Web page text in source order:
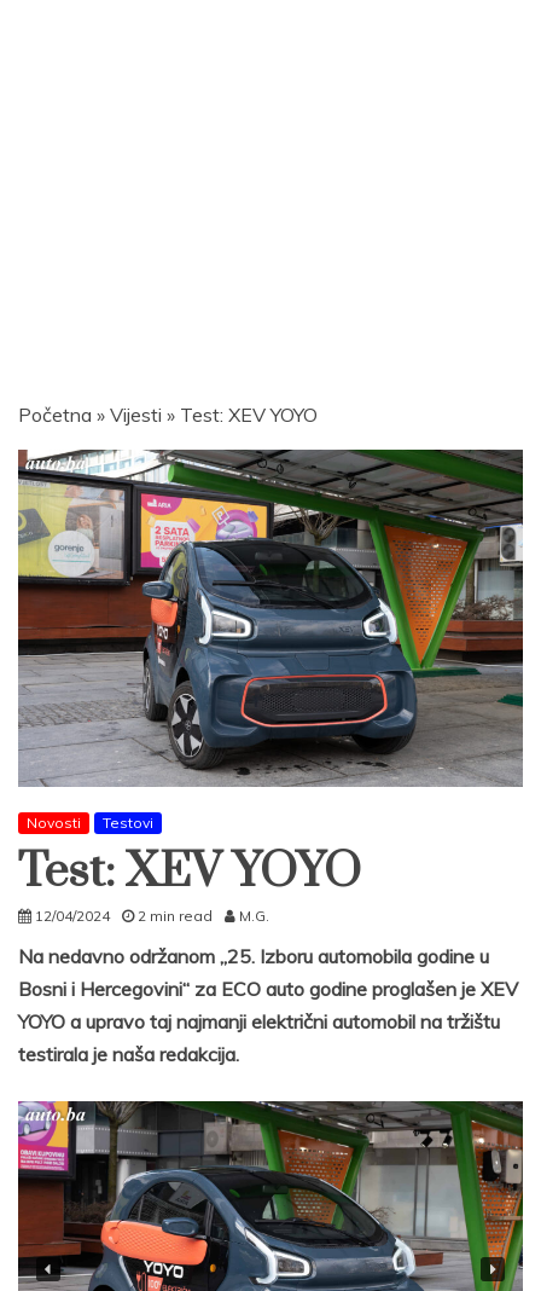
Početna » Vijesti » Test: XEV YOYO
Novosti Testovi
Test: XEV YOYO
12/04/2024 2 min read M.G.
Na nedavno održanom „25. Izboru automobila godine u
Bosni i Hercegovini“ za ECO auto godine proglašen je XEV
YOYO a upravo taj najmanji električni automobil na tržištu
testirala je naša redakcija.